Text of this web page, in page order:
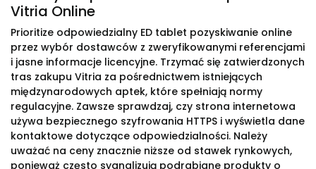
Vitria Online
Prioritize odpowiedzialny ED tablet pozyskiwanie online
przez wybór dostawców z zweryfikowanymi referencjami
i jasne informacje licencyjne. Trzymać się zatwierdzonych
tras zakupu Vitria za pośrednictwem istniejących
międzynarodowych aptek, które spełniają normy
regulacyjne. Zawsze sprawdzaj, czy strona internetowa
używa bezpiecznego szyfrowania HTTPS i wyświetla dane
kontaktowe dotyczące odpowiedzialności. Należy
uważać na ceny znacznie niższe od stawek rynkowych,
ponieważ często sygnalizują podrabiane produkty o